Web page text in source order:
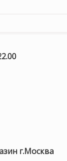
г.Москва